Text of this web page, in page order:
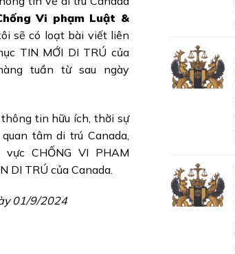
Vi phạm Luật &
tôi sẽ có loạt bài viết liên
TIN MỚI DI TRÚ của
tuần từ sau ngày
tin hữu ích, thời sự
tâm di trú Canada,
CHỐNG VI PHAM
DI TRÚ của Canada.
01/9/2024